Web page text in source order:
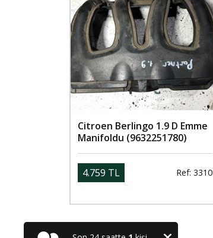
Citroen Berlingo 1.9 D Emme
Manifoldu (9632251780)
4.759 TL Ref: 3310